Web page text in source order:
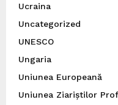
Ucraina
Uncategorized
UNESCO
Ungaria
Uniunea Europeană
Uniunea Ziariștilor